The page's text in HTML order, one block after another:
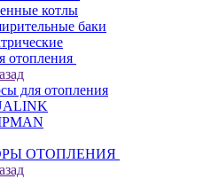
котлы
баки
отопления
для отопления
ОТОПЛЕНИЯ